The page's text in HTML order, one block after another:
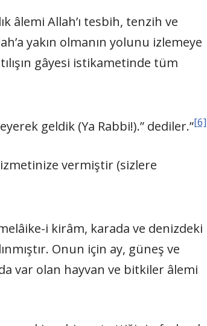
Allah’ı tesbih, tenzih ve
yakın olmanın yolunu izlemeye
gâyesi istikametinde tüm
geldik (Ya Rabbi!).” dediler.”[6]
vermiştir (sizlere
i kirâm, karada ve denizdeki
Onun için ay, güneş ve
var olan hayvan ve bitkiler âlemi